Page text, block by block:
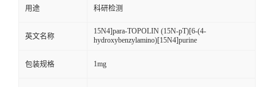
用途 科研检测
英文名称
15N4]para-TOPOLIN (15N-pT)[6-(4-
hydroxybenzylamino)[15N4]purine
包装规格 1mg